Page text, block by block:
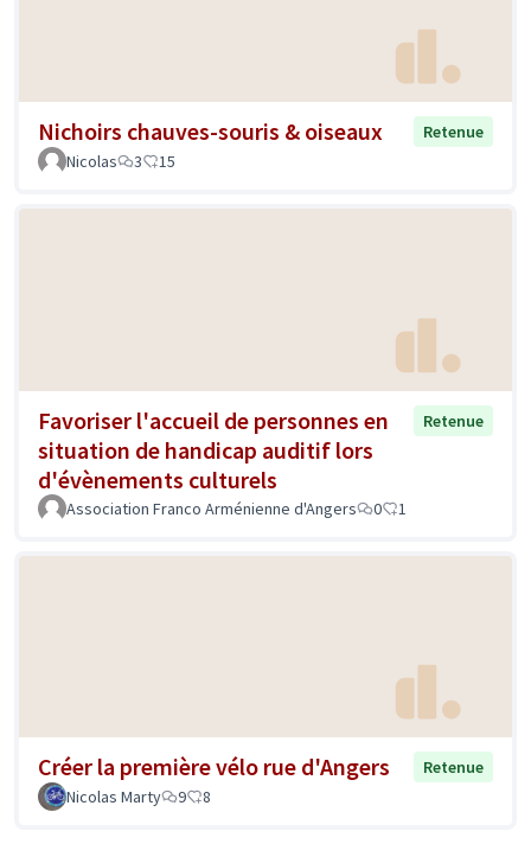
Nichoirs chauves-souris & oiseaux
Retenue
Nicolas
3 15
Favoriser l'accueil de personnes en
situation de handicap auditif lors
d'évènements culturels
Retenue
Association Franco Arménienne d'Angers 0 1
Créer la première vélo rue d'Angers
Retenue
Nicolas Marty
9 8